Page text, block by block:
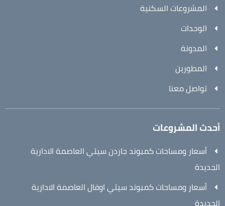
المشروعات السكنية
الوحدات
المدونة
المطورين
تواصل معنا
أحدث المشروعات
أسعار ومساحات كمبوند جاردن سيتي العاصمة الادارية
الجديدة
أسعار ومساحات كمبوند سيتي اوفال العاصمة الادارية